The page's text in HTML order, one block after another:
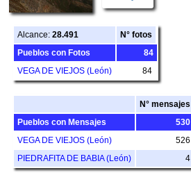
Alcance: 28.491
N° fotos
Pueblos con Fotos
84
VEGA DE VIEJOS (León)
84
N° mensajes
Pueblos con Mensajes
530
VEGA DE VIEJOS (León)
526
PIEDRAFITA DE BABIA (León)
4